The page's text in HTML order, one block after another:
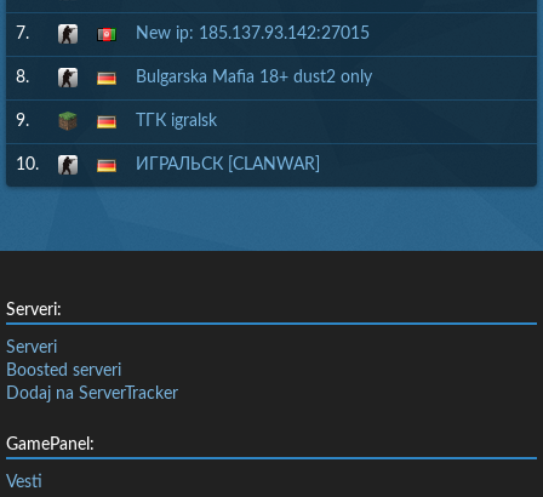
7. New ip: 185.137.93.142:27015
8. Bulgarska Mafia 18+ dust2 only
9. ТГК igralsk
10. ИГРАЛЬСК [CLANWAR]
Serveri:
Serveri
Boosted serveri
Dodaj na ServerTracker
GamePanel:
Vesti